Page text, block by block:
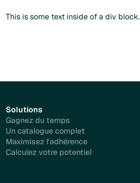
This is some text inside of a div block.
Solutions
Gagnez du temps
Un catalogue complet
Maximisez l'adhérence
Calculez votre potentiel